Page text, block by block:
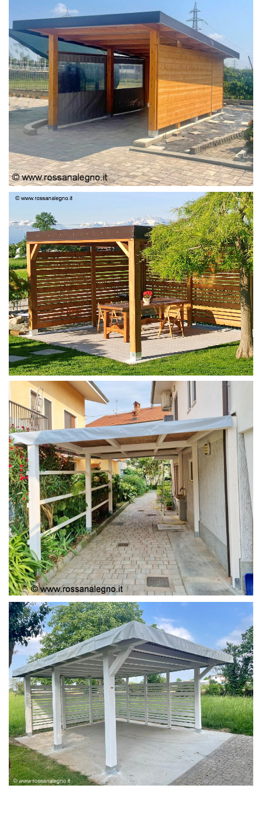
PERGOLA
PERGOLA 4X4
PERGOLA COPERTURA MOBILE
PERGOLA BIANCA SPAZZOLATA